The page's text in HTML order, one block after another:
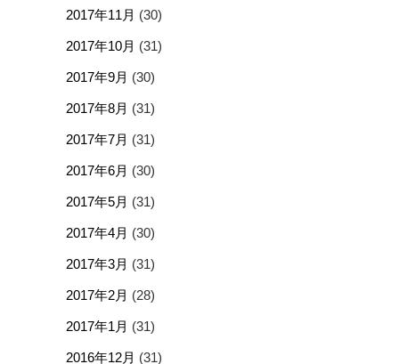
2017年11月 (30)
2017年10月 (31)
2017年9月 (30)
2017年8月 (31)
2017年7月 (31)
2017年6月 (30)
2017年5月 (31)
2017年4月 (30)
2017年3月 (31)
2017年2月 (28)
2017年1月 (31)
2016年12月 (31)